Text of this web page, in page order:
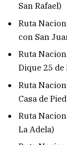
San Rafael)
Ruta
con San
Ruta
Dique 25 de
Ruta
Casa de
Ruta
La Adela)